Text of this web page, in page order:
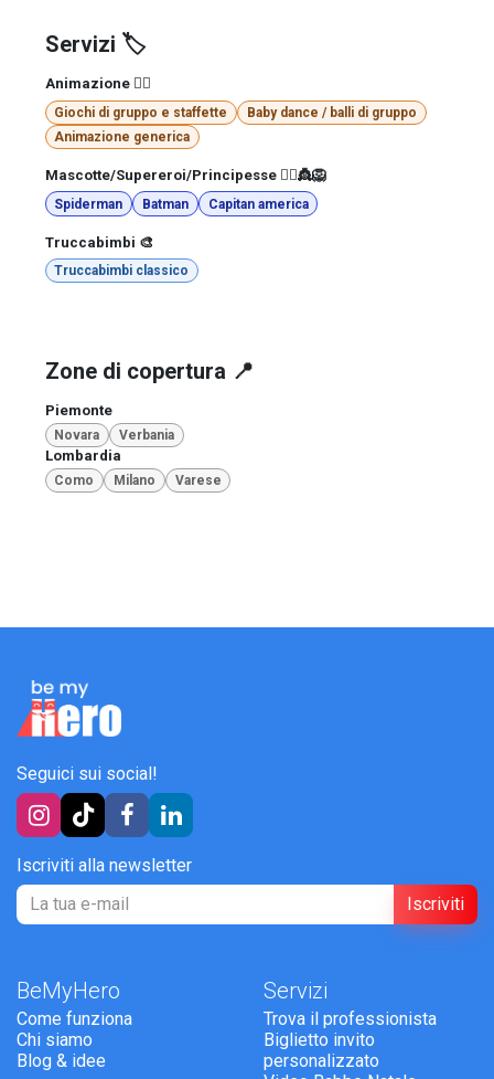
Servizi 🏷️
Animazione 🤹‍♂️
Giochi di gruppo e staffette
Baby dance / balli di gruppo
Animazione generica
Mascotte/Supereroi/Principesse 🦸‍♀️👸🦁
Spiderman Batman Capitan america
Truccabimbi 🎨
Truccabimbi classico
Zone di copertura 📍
Piemonte
Novara Verbania
Lombardia
Como Milano Varese
Seguici sui social!
Iscriviti alla newsletter
Iscriviti
BeMyHero
Come funziona
Chi siamo
Blog & idee
Servizi
Trova il professionista
Biglietto invito
personalizzato